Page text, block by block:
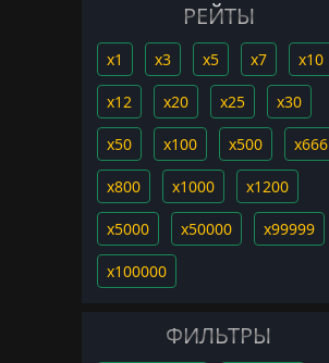
РЕЙТЫ
x1 x3 x5 x7 x10
x12 x20 x25 x30
x50 x100 x500 x666
x800 x1000 x1200
x5000 x50000 x99999
x100000
ФИЛЬТРЫ